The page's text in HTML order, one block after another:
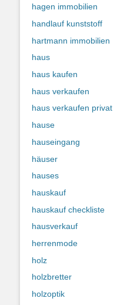
hagen immobilien
handlauf kunststoff
hartmann immobilien
haus
haus kaufen
haus verkaufen
haus verkaufen privat
hause
hauseingang
häuser
hauses
hauskauf
hauskauf checkliste
hausverkauf
herrenmode
holz
holzbretter
holzoptik